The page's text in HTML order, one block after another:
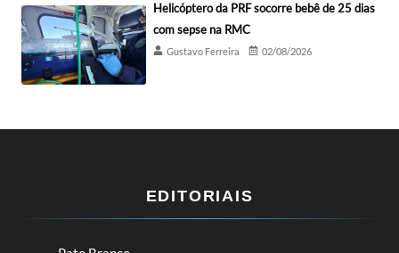
Helicóptero da PRF socorre bebê de 25 dias
com sepse na RMC
Gustavo Ferreira 02/08/2026
EDITORIAIS